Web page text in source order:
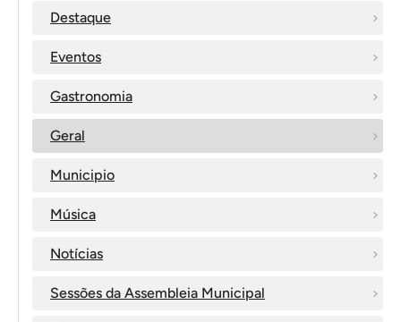
Destaque
Eventos
Gastronomia
Geral
Municipio
Música
Notícias
Sessões da Assembleia Municipal